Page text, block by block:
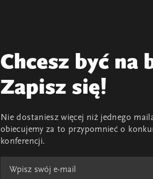
Chcesz być na
Zapisz się!
Nie dostaniesz więcej niż jednego
obiecujemy za to przypomnieć o
konferencji.